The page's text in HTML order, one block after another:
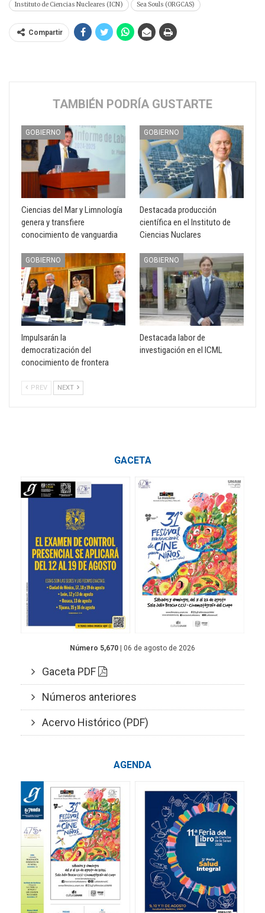
Instituto de Ciencias Nucleares (ICN)
Sea Souls (ORGCAS)
Compartir
TAMBIÉN PODRÍA GUSTARTE
GOBIERNO
Ciencias del Mar y Limnología
genera y transfiere
conocimiento de vanguardia
GOBIERNO
Destacada producción
científica en el Instituto de
Ciencias Nuclares
GOBIERNO
Impulsarán la
democratización del
conocimiento de frontera
GOBIERNO
Destacada labor de
investigación en el ICML
PREV NEXT
GACETA
Número 5,670 | 06 de agosto de 2026
Gaceta PDF
Números anteriores
Acervo Histórico (PDF)
AGENDA